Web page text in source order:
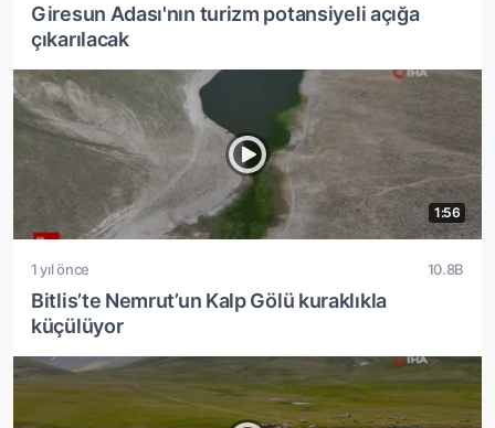
Giresun Adası'nın turizm potansiyeli açığa
çıkarılacak
1:56
1 yıl önce 10.8B
Bitlis’te Nemrut’un Kalp Gölü kuraklıkla
küçülüyor